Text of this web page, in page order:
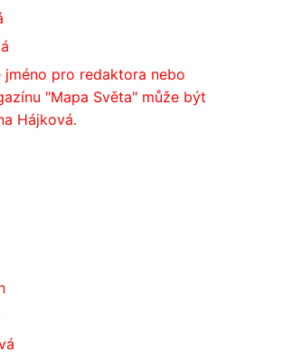
jméno pro redaktora nebo
"Mapa Světa" může být
Hájková.